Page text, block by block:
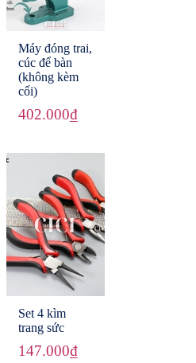
Máy đóng trai,
cúc để bàn
(không kèm
cối)
402.000₫
Set 4 kìm
trang sức
147.000₫